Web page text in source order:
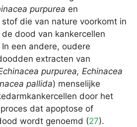
purpurea en
die van nature voorkomt in
dood van kankercellen
In een andere, oudere
extracten van
purpurea, Echinacea
pallida) menselijke
door het
dat apoptose of
wordt genoemd (27).